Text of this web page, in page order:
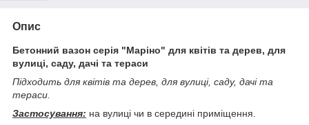
Опис
Бетонний вазон серія "Маріно" для квітів та дерев, для
вулиці, саду, дачі та тераси
Підходить для квітів та дерев, для вулиці, саду, дачі та
тераси.
Застосування: на вулиці чи в середині приміщення.